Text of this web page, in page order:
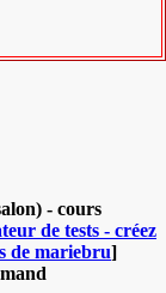
- cours
de tests - créez
de mariebru]